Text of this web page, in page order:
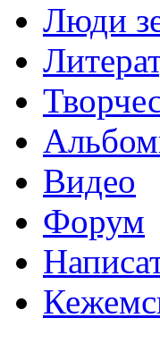
Люди
Видео
Форум